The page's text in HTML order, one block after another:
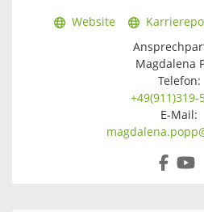
Website
Magdalena
Telefon:
+49(911)319-
E-Mail: